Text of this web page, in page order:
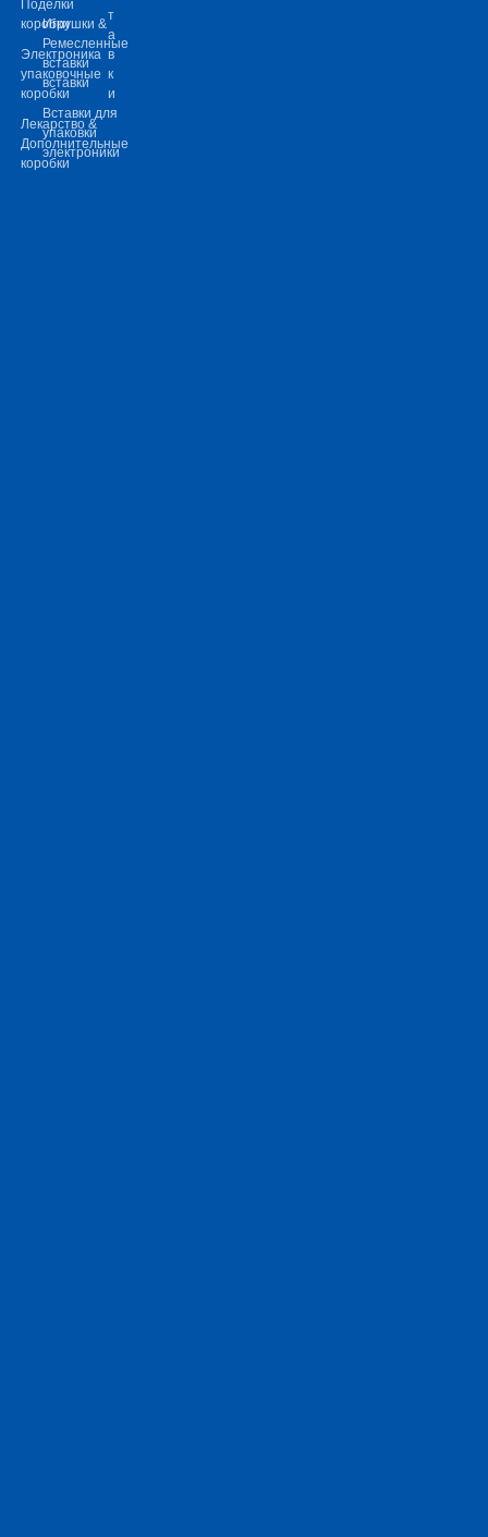
Поделки
коробки
Электроника
упаковочные
коробки
Лекарство &
Дополнительные
коробки
Игрушки &
Ремесленные
вставки
вставки
Вставки для
упаковки
электроники
т
а
в
к
и